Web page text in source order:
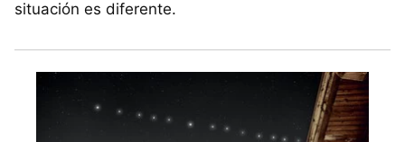
situación es diferente.